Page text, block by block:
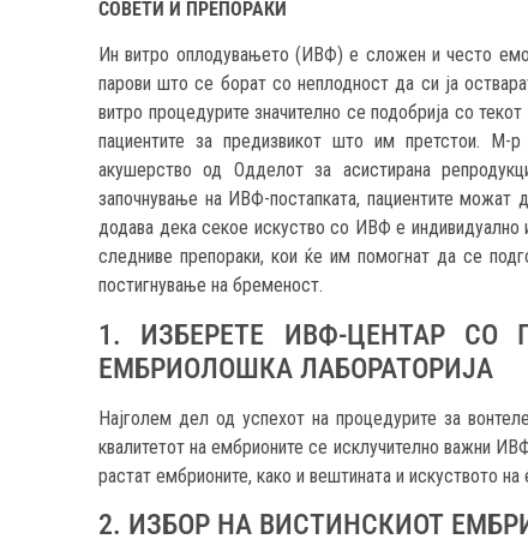
СОВЕТИ И ПРЕПОРАКИ
Ин витро оплодувањето (ИВФ) е сложен и често
парови што се борат со неплодност да си ја
витро процедурите значително се подобрија со
пациентите за предизвикот што им претстои. М-р
акушерство од Одделот за асистирана
започнување на ИВФ-постапката, пациентите можат
додава дека секое искуство со ИВФ е индивидуално
следниве препораки, кои ќе им помогнат да се
постигнување на бременост.
1. ИЗБЕРЕТЕ ИВФ-ЦЕНТАР СО
ЕМБРИОЛОШКА ЛАБОРАТОРИЈА
Најголем дел од успехот на процедурите за
квалитетот на ембрионите се исклучително важни
растат ембрионите, како и вештината и искуството
2. ИЗБОР НА ВИСТИНСКИОТ